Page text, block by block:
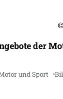
©
der
und Sport